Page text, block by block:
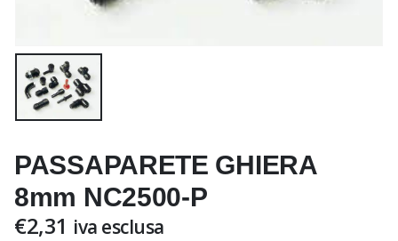
PASSAPARETE GHIERA
8mm NC2500-P
€2,31 iva esclusa